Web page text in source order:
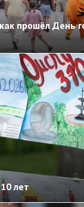
прошёл День
лет